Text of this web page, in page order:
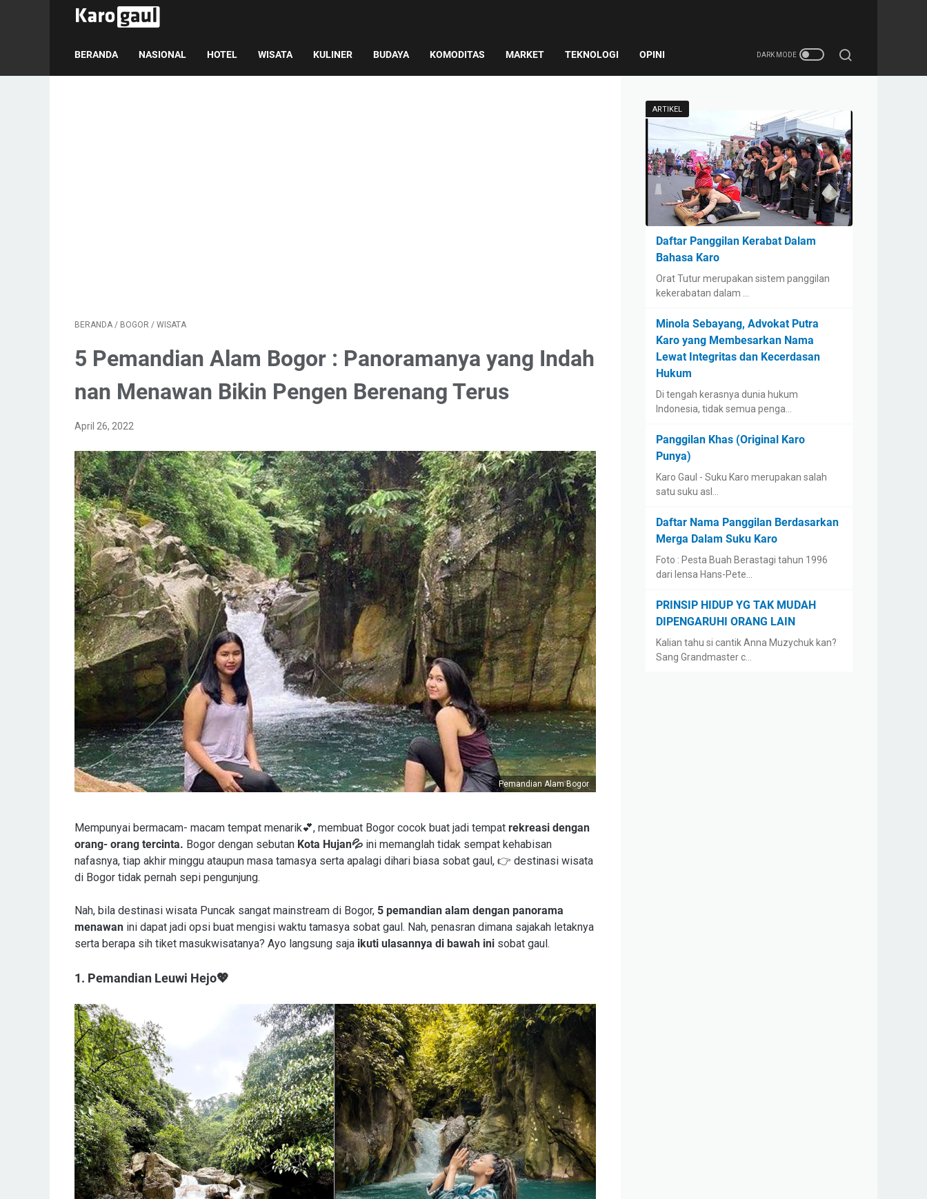
BERANDA NASIONAL HOTEL WISATA KULINER BUDAYA KOMODITAS MARKET TEKNOLOGI OPINI
BERANDA / BOGOR / WISATA
5 Pemandian Alam Bogor : Panoramanya yang Indah
nan Menawan Bikin Pengen Berenang Terus
April 26, 2022
Pemandian Alam Bogor
Mempunyai bermacam- macam tempat menarik💕, membuat Bogor cocok buat jadi tempat rekreasi dengan
orang- orang tercinta. Bogor dengan sebutan Kota Hujan💦 ini memanglah tidak sempat kehabisan
nafasnya, tiap akhir minggu ataupun masa tamasya serta apalagi dihari biasa sobat gaul, 👉 destinasi wisata
di Bogor tidak pernah sepi pengunjung.
Nah, bila destinasi wisata Puncak sangat mainstream di Bogor, 5 pemandian alam dengan panorama
menawan ini dapat jadi opsi buat mengisi waktu tamasya sobat gaul. Nah, penasran dimana sajakah letaknya
serta berapa sih tiket masukwisatanya? Ayo langsung saja ikuti ulasannya di bawah ini sobat gaul.
1. Pemandian Leuwi Hejo💖
ARTIKEL
Daftar Panggilan Kerabat Dalam
Bahasa Karo
Orat Tutur merupakan sistem panggilan
kekerabatan dalam …
Minola Sebayang, Advokat Putra
Karo yang Membesarkan Nama
Lewat Integritas dan Kecerdasan
Hukum
Di tengah kerasnya dunia hukum
Indonesia, tidak semua penga…
Panggilan Khas (Original Karo
Punya)
Karo Gaul - Suku Karo merupakan salah
satu suku asl…
Daftar Nama Panggilan Berdasarkan
Merga Dalam Suku Karo
Foto : Pesta Buah Berastagi tahun 1996
dari lensa Hans-Pete…
PRINSIP HIDUP YG TAK MUDAH
DIPENGARUHI ORANG LAIN
Kalian tahu si cantik Anna Muzychuk kan?
Sang Grandmaster c…